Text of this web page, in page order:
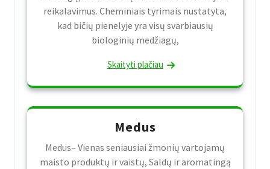
reikalavimus. Cheminiais tyrimais nustatyta,
kad bičių pienelyje yra visų svarbiausių
biologinių medžiagų,
Skaityti plačiau
Medus
Medus– Vienas seniausiai žmonių vartojamų
maisto produktų ir vaistų, Saldų ir aromatingą